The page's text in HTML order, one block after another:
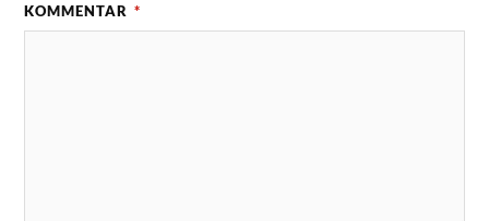
KOMMENTAR *